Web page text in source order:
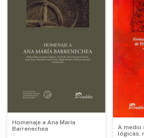
Homenaje a Ana María
Barrenechea
A medio
lógicas,